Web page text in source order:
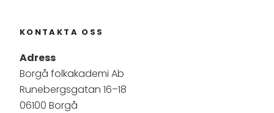
KONTAKTA OSS
Adress
Borgå folkakademi Ab
Runebergsgatan 16–18
06100 Borgå